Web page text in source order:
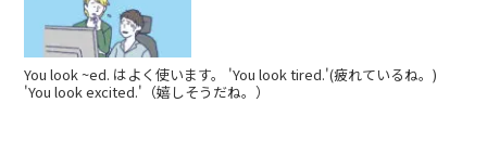
You look ~ed. はよく使います。 'You look tired.'(疲れているね。)
'You look excited.'（嬉しそうだね。）